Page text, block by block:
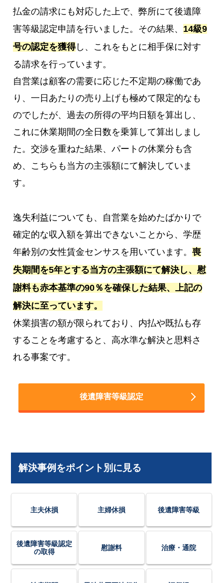
払金の請求にも対応した上で、弊所にて後遺障
害等級認定申請を行いました。その結果、 14級9
号の認定を獲得し、これをもとに相手保に対す
る請求を行っています。
自営業は顧客の需要に応じた不定期の稼働であ
り、一日あたりの売り上げも極めて限定的なも
のでしたが、過去の所得の平均日額を算出し、
これに休業期間の全日数を乗算して算出しまし
た。交渉を重ねた結果、パートの休業分も含
め、こちらも当方の主張額にて解決していま
す。
逸失利益についても、自営業を始めたばかりで
確定的な収入額を算出できないことから、学歴
年齢別の女性賃金センサスを用いています。喪
失期間を5年とする当方の主張額にて解決し、慰
謝料も赤本基準の90％を確保した結果、上記の
解決に至っています。
休業損害の額が限られており、内払や既払も存
することを考慮すると、高水準な解決と思料さ
れる事案です。
後遺障害等級認定
解決事例をポイント別に見る
主夫休損 主婦休損 後遺障害等級
後遺障害等級認定
の取得
慰謝料 治療・通院